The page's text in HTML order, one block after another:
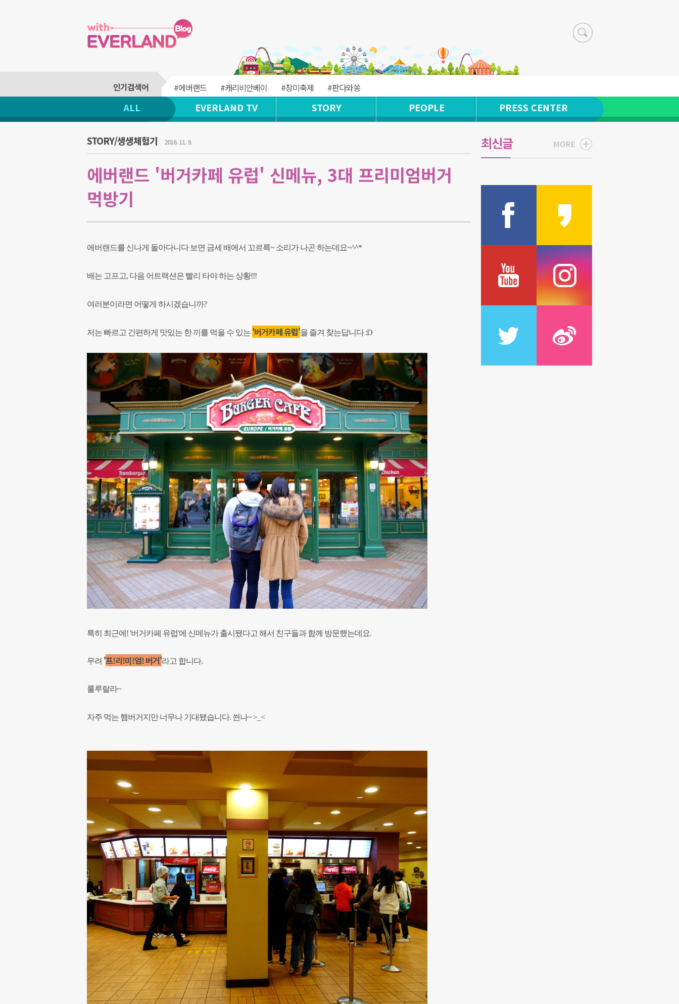
#에버랜드 #캐리비안베이 #장미축제 #판다와쏭
ALL EVERLAND TV STORY PEOPLE PRESS CENTER
STORY/생생체험기 2016. 11. 9.
에버랜드 '버거카페 유럽' 신메뉴, 3대 프리미엄버거
먹방기
에버랜드를 신나게 돌아다니다 보면 금세 배에서 꼬르륵~ 소리가 나곤 하는데요~^^*
배는 고프고, 다음 어트랙션은 빨리 타야 하는 상황!!!
여러분이라면 어떻게 하시겠습니까?
저는 빠르고 간편하게 맛있는 한 끼를 먹을 수 있는 '버거카페 유럽'을 즐겨 찾는답니다 :D
특히 최근에! '버거카페 유럽'에 신메뉴가 출시됐다고 해서 친구들과 함께 방문했는데요.
무려 '프!리!미!엄! 버거'라고 합니다.
룰루랄라~
자주 먹는 햄버거지만 너무나 기대됐습니다. 씐나~ >_<
최신글